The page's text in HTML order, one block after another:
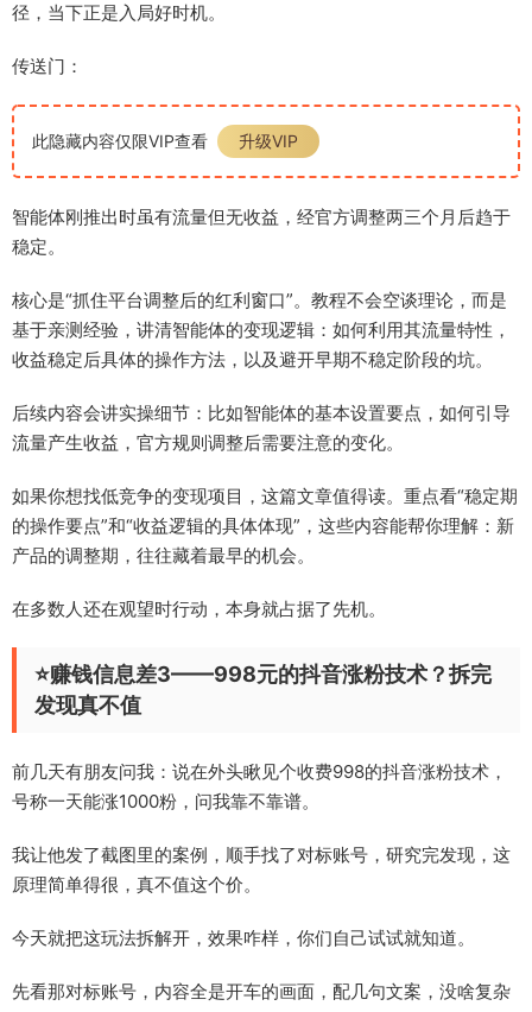
径，当下正是入局好时机。
传送门：
此隐藏内容仅限VIP查看 升级VIP
智能体刚推出时虽有流量但无收益，经官方调整两三个月后趋于
稳定。
核心是“抓住平台调整后的红利窗口”。教程不会空谈理论，而是
基于亲测经验，讲清智能体的变现逻辑：如何利用其流量特性，
收益稳定后具体的操作方法，以及避开早期不稳定阶段的坑。
后续内容会讲实操细节：比如智能体的基本设置要点，如何引导
流量产生收益，官方规则调整后需要注意的变化。
如果你想找低竞争的变现项目，这篇文章值得读。重点看“稳定期
的操作要点”和“收益逻辑的具体体现”，这些内容能帮你理解：新
产品的调整期，往往藏着最早的机会。
在多数人还在观望时行动，本身就占据了先机。
⭐赚钱信息差3——998元的抖音涨粉技术？拆完
发现真不值
前几天有朋友问我：说在外头瞅见个收费998的抖音涨粉技术，
号称一天能涨1000粉，问我靠不靠谱。
我让他发了截图里的案例，顺手找了对标账号，研究完发现，这
原理简单得很，真不值这个价。
今天就把这玩法拆解开，效果咋样，你们自己试试就知道。
先看那对标账号，内容全是开车的画面，配几句文案，没啥复杂